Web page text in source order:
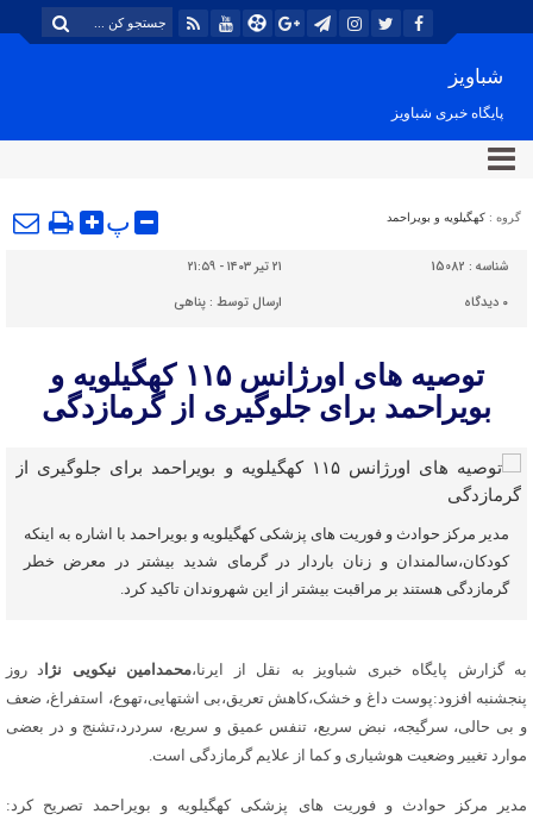
شباویز
پایگاه خبری شباویز
گروه : کهگیلویه و بویراحمد پ
شناسه : 15082
۲۱ تیر ۱۴۰۳ - ۲۱:۵۹
۰ دیدگاه ارسال توسط :پناهی
توصیه های اورژانس ۱۱۵ کهگیلویه و
بویراحمد برای جلوگیری از گرمازدگی
مدیر مرکز حوادث و فوریت های پزشکی کهگیلویه و بویراحمد با اشاره به اینکه
کودکان،سالمندان و زنان باردار در گرمای شدید بیشتر در معرض خطر
گرمازدگی هستند بر مراقبت بیشتر از این شهروندان تاکید کرد.
به گزارش پایگاه خبری شباویز به نقل از ایرنا،محمدامین نیکویی نژا د روز
پنجشنبه افزود:پوست داغ و خشک،کاهش تعریق،بی اشتهایی،تهوع، استفراغ، ضعف
و بی حالی، سرگیجه، نبض سریع، تنفس عمیق و سریع، سردرد،تشنج و در بعضی
موارد تغییر وضعیت هوشیاری و کما از علایم گرمازدگی است.
مدیر مرکز حوادث و فوریت های پزشکی کهگیلویه و بویراحمد تصریح کرد: